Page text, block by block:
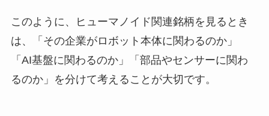
このように、ヒューマノイド関連銘柄を見るとき
は、「その企業がロボット本体に関わるのか」
「AI基盤に関わるのか」「部品やセンサーに関わ
るのか」を分けて考えることが大切です。